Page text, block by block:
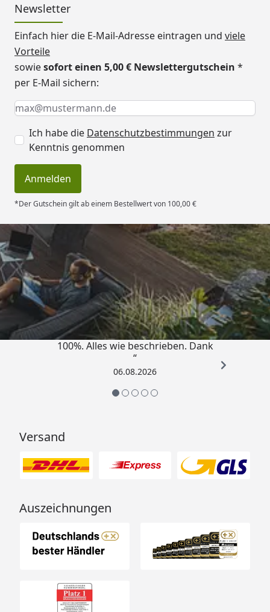
Newsletter
Einfach hier die E-Mail-Adresse eintragen und viele
Vorteile
sowiesofort einen 5,00 € Newslettergutschein *
per E-Mail sichern:
Keine Eingabe erforderlich
Eingabe erforderlich
E-Mail *
Ich habe die Datenschutzbestimmungen zur
Kenntnis genommen
Anmelden
*Der Gutschein gilt ab einem Bestellwert von 100,00 €
Trusted Shops
4,83/ 5
„Super schnell gelifert. Ware passt
100%. Alles wie beschrieben. Dank
“
06.08.2026
Versand
Auszeichnungen